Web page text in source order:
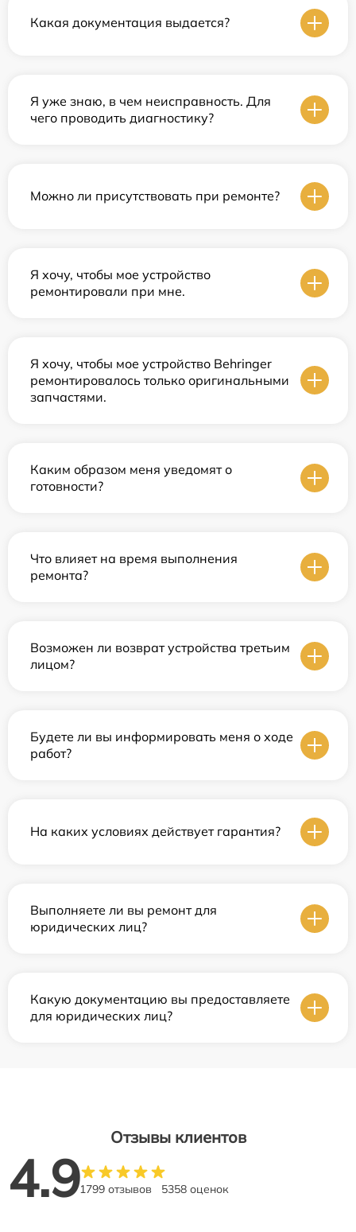
Какая документация выдается?
Я уже знаю, в чем неисправность. Для
чего проводить диагностику?
Можно ли присутствовать при ремонте?
Я хочу, чтобы мое устройство
ремонтировали при мне.
Я хочу, чтобы мое устройство Behringer
ремонтировалось только оригинальными
запчастями.
Каким образом меня уведомят о
готовности?
Что влияет на время выполнения
ремонта?
Возможен ли возврат устройства третьим
лицом?
Будете ли вы информировать меня о ходе
работ?
На каких условиях действует гарантия?
Выполняете ли вы ремонт для
юридических лиц?
Какую документацию вы предоставляете
для юридических лиц?
Отзывы клиентов
4.91799 отзывов 5358 оценок